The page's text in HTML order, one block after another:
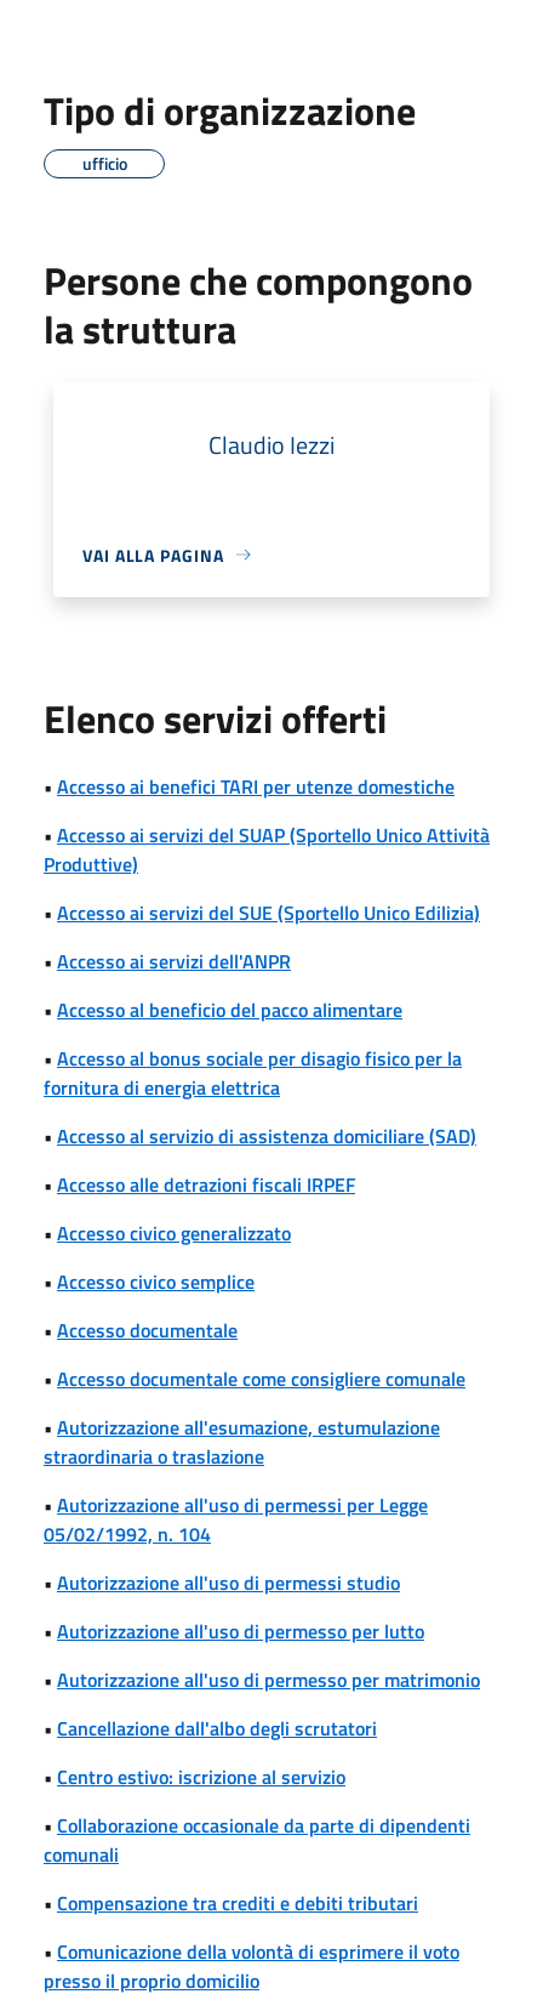
Tipo di organizzazione
ufficio
Persone che compongono
la struttura
Claudio Iezzi
VAI ALLA PAGINA
Elenco servizi offerti
• Accesso ai benefici TARI per utenze domestiche
• Accesso ai servizi del SUAP (Sportello Unico Attività
Produttive)
• Accesso ai servizi del SUE (Sportello Unico Edilizia)
• Accesso ai servizi dell'ANPR
• Accesso al beneficio del pacco alimentare
• Accesso al bonus sociale per disagio fisico per la
fornitura di energia elettrica
• Accesso al servizio di assistenza domiciliare (SAD)
• Accesso alle detrazioni fiscali IRPEF
• Accesso civico generalizzato
• Accesso civico semplice
• Accesso documentale
• Accesso documentale come consigliere comunale
• Autorizzazione all'esumazione, estumulazione
straordinaria o traslazione
• Autorizzazione all'uso di permessi per Legge
05/02/1992, n. 104
• Autorizzazione all'uso di permessi studio
• Autorizzazione all'uso di permesso per lutto
• Autorizzazione all'uso di permesso per matrimonio
• Cancellazione dall'albo degli scrutatori
• Centro estivo: iscrizione al servizio
• Collaborazione occasionale da parte di dipendenti
comunali
• Compensazione tra crediti e debiti tributari
• Comunicazione della volontà di esprimere il voto
presso il proprio domicilio